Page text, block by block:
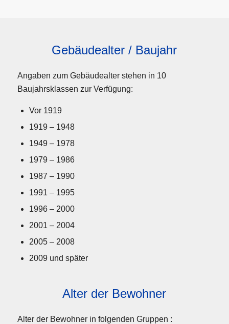
Gebäudealter / Baujahr
Angaben zum Gebäudealter stehen in 10
Baujahrsklassen zur Verfügung:
Vor 1919
1919 – 1948
1949 – 1978
1979 – 1986
1987 – 1990
1991 – 1995
1996 – 2000
2001 – 2004
2005 – 2008
2009 und später
Alter der Bewohner
Alter der Bewohner in folgenden Gruppen :